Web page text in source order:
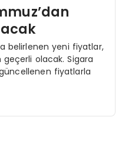
belirlenen yeni fiyatlar,
olacak. Sigara
fiyatlarla